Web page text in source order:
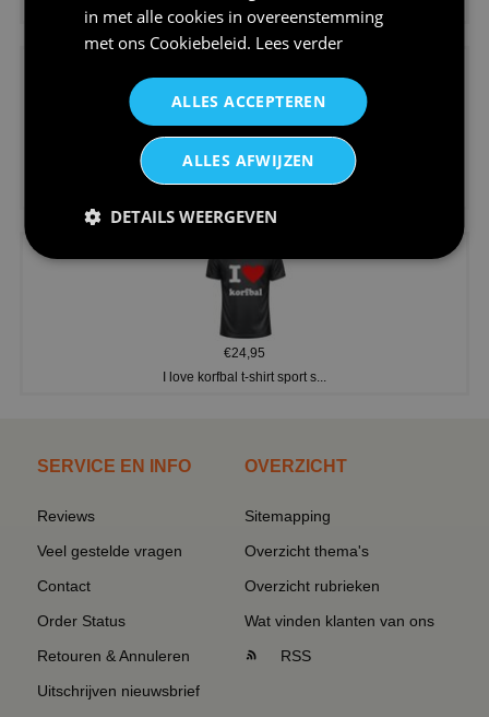
Koningsdag shirt heren v-hals ...
€24,95
€24,95
I love korfbal t-shirt sport s...
SERVICE EN INFO
Reviews
Veel gestelde vragen
Contact
Order Status
Retouren & Annuleren
Uitschrijven nieuwsbrief
OVERZICHT
Sitemapping
Overzicht thema's
Overzicht rubrieken
Wat vinden klanten van ons
RSS
in met alle cookies in overeenstemming
met ons Cookiebeleid. Lees verder
ALLES ACCEPTEREN
ALLES AFWIJZEN
DETAILS WEERGEVEN